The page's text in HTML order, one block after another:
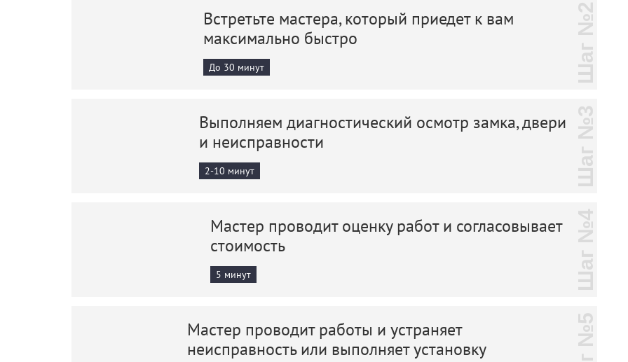
Встретьте мастера, который приедет к вам
максимально быстро
До 30 минут Шаг №2
Выполняем диагностический осмотр замка, двери
и неисправности
2-10 минут Шаг №3
Мастер проводит оценку работ и согласовывает
стоимость
5 минут Шаг №4
Мастер проводит работы и устраняет
неисправность или выполняет установку